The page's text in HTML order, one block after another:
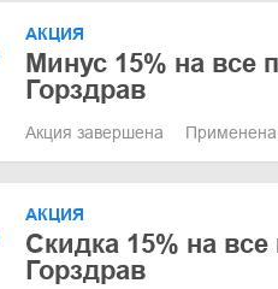
АКЦИЯ
Минус 15% на все
Горздрав
Акция завершена
АКЦИЯ
Скидка 15% на все
Горздрав